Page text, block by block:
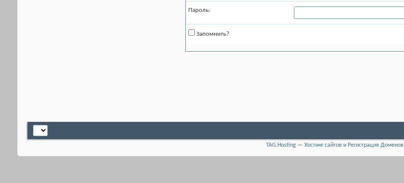
Пароль:
Запомнить?
TAG.Hosting — Хостинг сайтов и Регистрация Доменов